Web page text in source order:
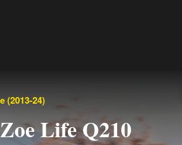
(2013-24)
Life Q210